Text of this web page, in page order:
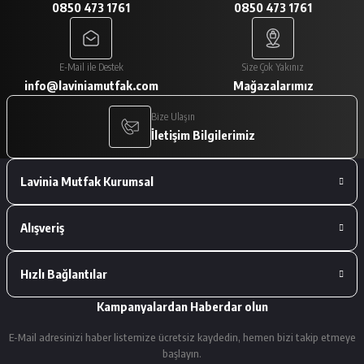
A... V... | 29/01/2026
Paketleme çok iyiydi. Ürünler tam
istediğimiz gibiydi.
A... V... | 29/01/2026
Deneyimini Paylaş
0850 473 1761 0850 473 1761
E-Mail ile Destek
info@laviniamutfak.com
Size Çok Yakınız
Mağazalarımız
Bize Ulaşın
İletişim Bilgilerimiz
Lavinia Mutfak Kurumsal
Alışveriş
Hızlı Bağlantılar
Kampanyalardan Haberdar olun
E-Mail adresinizi haber listemize ücretsiz kaydedin, hemen bizi takip etmeye
başlayın.